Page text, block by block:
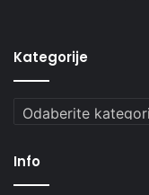
Kategorije
Kategorije
Info